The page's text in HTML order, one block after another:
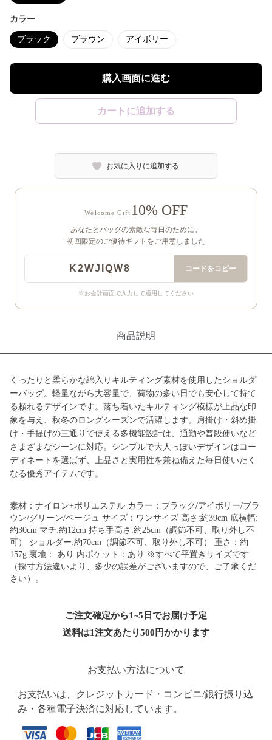
カラー
ブラック ブラウン アイボリー
購入画面に進む
カートに追加する
お気に入りに追加する
Welcome Gift 10% OFF
あなたとバッグの素敵な毎日のために。
初回限定のご優待ギフトをご用意しました
K2WJIQW8 コードをコピー
※お会計画面で入力して適用してください
商品説明
くったりと柔らかな綿入りキルティング素材を使用したショルダ
ーバッグ。軽量ながら大容量で、荷物の多い日でも安心して持て
る頼れるデザインです。落ち着いたキルティング模様が上品な印
象を与え、秋冬のロングシーズンで活躍します。肩掛け・斜め掛
け・手提げの三通りで使える多機能設計は、通勤や普段使いなど
さまざまなシーンに対応。シンプルで大人っぽいデザインはコー
ディネートを選ばず、上品さと実用性を兼ね備えた毎日使いたく
なる優秀アイテムです。
素材：ナイロン+ポリエステル カラー：ブラック/アイボリー/ブラ
ウン/グリーン/ベージュ サイズ：ワンサイズ 高さ:約39cm 底横幅:
約30cm マチ:約12cm 持ち手高さ:約25cm（調節不可、取り外し不
可） ショルダー:約70cm（調節不可、取り外し不可） 重さ：約
157g 裏地： あり 内ポケット：あり ※すべて平置きサイズです
（採寸方法違いより、多少の誤差がございますので、ご了承くだ
さい）。
ご注文確定から1~5日でお届け予定
送料は1注文あたり500 円かかります
お支払い方法について
お支払いは、クレジットカード・コンビニ/銀行振り込
み・各種電子決済に対応しています。